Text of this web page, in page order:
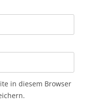
in diesem Browser